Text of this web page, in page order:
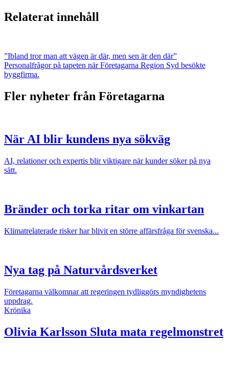
Relaterat innehåll
”Ibland tror man att vägen är där, men sen är den där”
Personalfrågor på tapeten när Företagarna Region Syd besökte
byggfirma.
Fler nyheter från Företagarna
När AI blir kundens nya sökväg
AI, relationer och expertis blir viktigare när kunder söker på nya
sätt.
Bränder och torka ritar om vinkartan
Klimatrelaterade risker har blivit en större affärsfråga för svenska...
Nya tag på Naturvårdsverket
Företagarna välkomnar att regeringen tydliggörs myndighetens
uppdrag.
Krönika
Olivia Karlsson Sluta mata regelmonstret